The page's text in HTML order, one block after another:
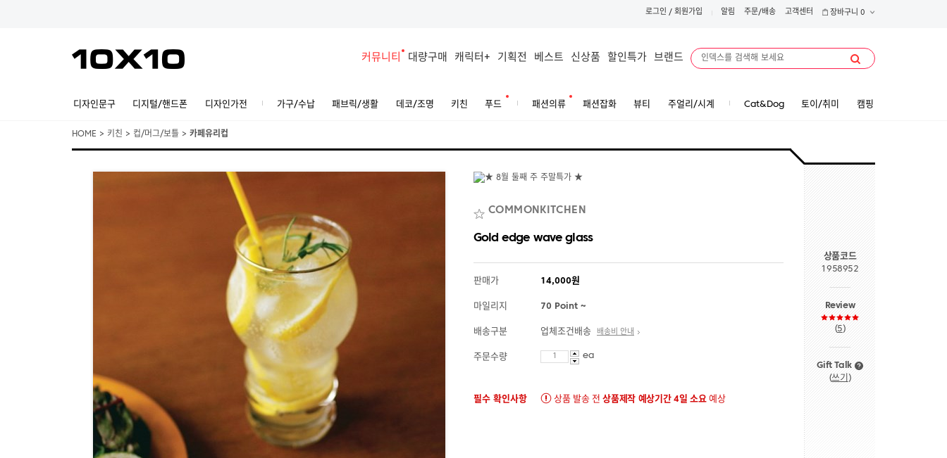
로그인 / 회원가입 알림 주문/배송 고객센터 장바구니 0
커뮤니티 대량구매 캐릭터+ 기획전 베스트 신상품 할인특가 브랜드
디자인문구 디지털/핸드폰 디자인가전 가구/수납 패브릭/생활 데코/조명 키친 푸드 패션의류 패션잡화 뷰티 주얼리/시계 Cat&Dog 토이/취미 캠핑
HOME > 키친 > 컵/머그/보틀 > 카페유리컵
COMMONKITCHEN
Gold edge wave glass
판매가 14,000원
마일리지 70 Point ~
배송구분 업체조건배송 배송비 안내
주문수량 ea
필수 확인사항 상품 발송 전상품제작 예상기간 4일 소요예상
상품코드
1958952
Review
(5)
Gift Talk
(쓰기 )